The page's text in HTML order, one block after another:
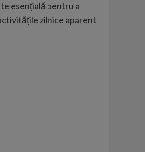
esențială pentru a
zilnice aparent